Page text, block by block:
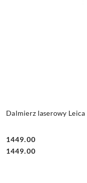
Dalmierz laserowy Leica
Cena:
1449.00
Cena:
1449.00